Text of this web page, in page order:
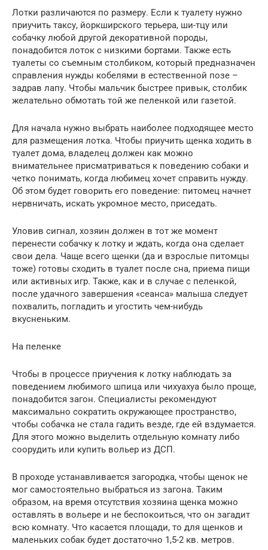
Лотки различаются по размеру. Если к туалету нужно
приучить таксу, йоркширского терьера, ши-тцу или
собачку любой другой декоративной породы,
понадобится лоток с низкими бортами. Также есть
туалеты со съемным столбиком, который предназначен
справления нужды кобелями в естественной позе –
задрав лапу. Чтобы мальчик быстрее привык, столбик
желательно обмотать той же пеленкой или газетой.
Для начала нужно выбрать наиболее подходящее место
для размещения лотка. Чтобы приучить щенка ходить в
туалет дома, владелец должен как можно
внимательнее присматриваться к поведению собаки и
четко понимать, когда любимец хочет справить нужду.
Об этом будет говорить его поведение: питомец начнет
нервничать, искать укромное место, приседать.
Уловив сигнал, хозяин должен в тот же момент
перенести собачку к лотку и ждать, когда она сделает
свои дела. Чаще всего щенки (да и взрослые питомцы
тоже) готовы сходить в туалет после сна, приема пищи
или активных игр. Также, как и в случае с пеленкой,
после удачного завершения «сеанса» малыша следует
похвалить, погладить и угостить чем-нибудь
вкусненьким.
На пеленке
Чтобы в процессе приучения к лотку наблюдать за
поведением любимого шпица или чихуахуа было проще,
понадобится загон. Специалисты рекомендуют
максимально сократить окружающее пространство,
чтобы собачка не стала гадить везде, где ей вздумается.
Для этого можно выделить отдельную комнату либо
соорудить или купить вольер из ДСП.
В проходе устанавливается загородка, чтобы щенок не
мог самостоятельно выбраться из загона. Таким
образом, на время отсутствия хозяина щенка можно
оставлять в вольере и не беспокоиться, что он загадит
всю комнату. Что касается площади, то для щенков и
маленьких собак будет достаточно 1,5-2 кв. метров.